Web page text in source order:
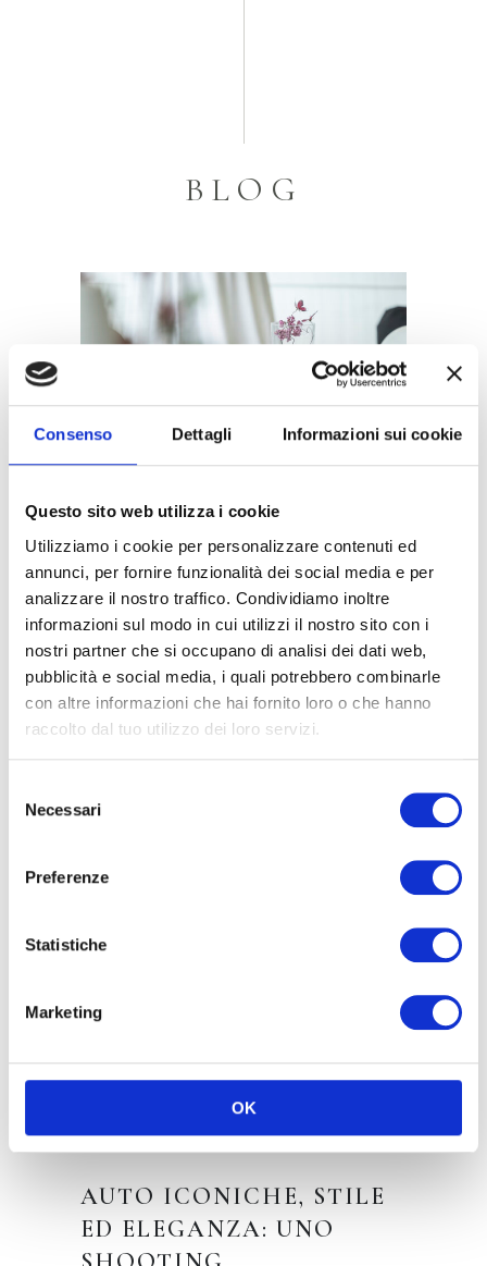
Consenso Dettagli Informazioni sui cookie
Questo sito web utilizza i cookie
Utilizziamo i cookie per personalizzare contenuti ed
annunci, per fornire funzionalità dei social media e per
analizzare il nostro traffico. Condividiamo inoltre
informazioni sul modo in cui utilizzi il nostro sito con i
nostri partner che si occupano di analisi dei dati web,
pubblicità e social media, i quali potrebbero combinarle
con altre informazioni che hai fornito loro o che hanno
raccolto dal tuo utilizzo dei loro servizi.
delNecessari
Preferenze
Statistiche
Marketing
OK
BLOG
5 CONSIGLI UTILI PER
ORGANIZZARE UN
EVENTO CON UN
BUDGET CONTENUTO
Grazie alla versatilità degli spazi, agli arredi
integrati, alle risorse disponibili, sarà
READ MORE
AUTO ICONICHE, STILE
ED ELEGANZA: UNO